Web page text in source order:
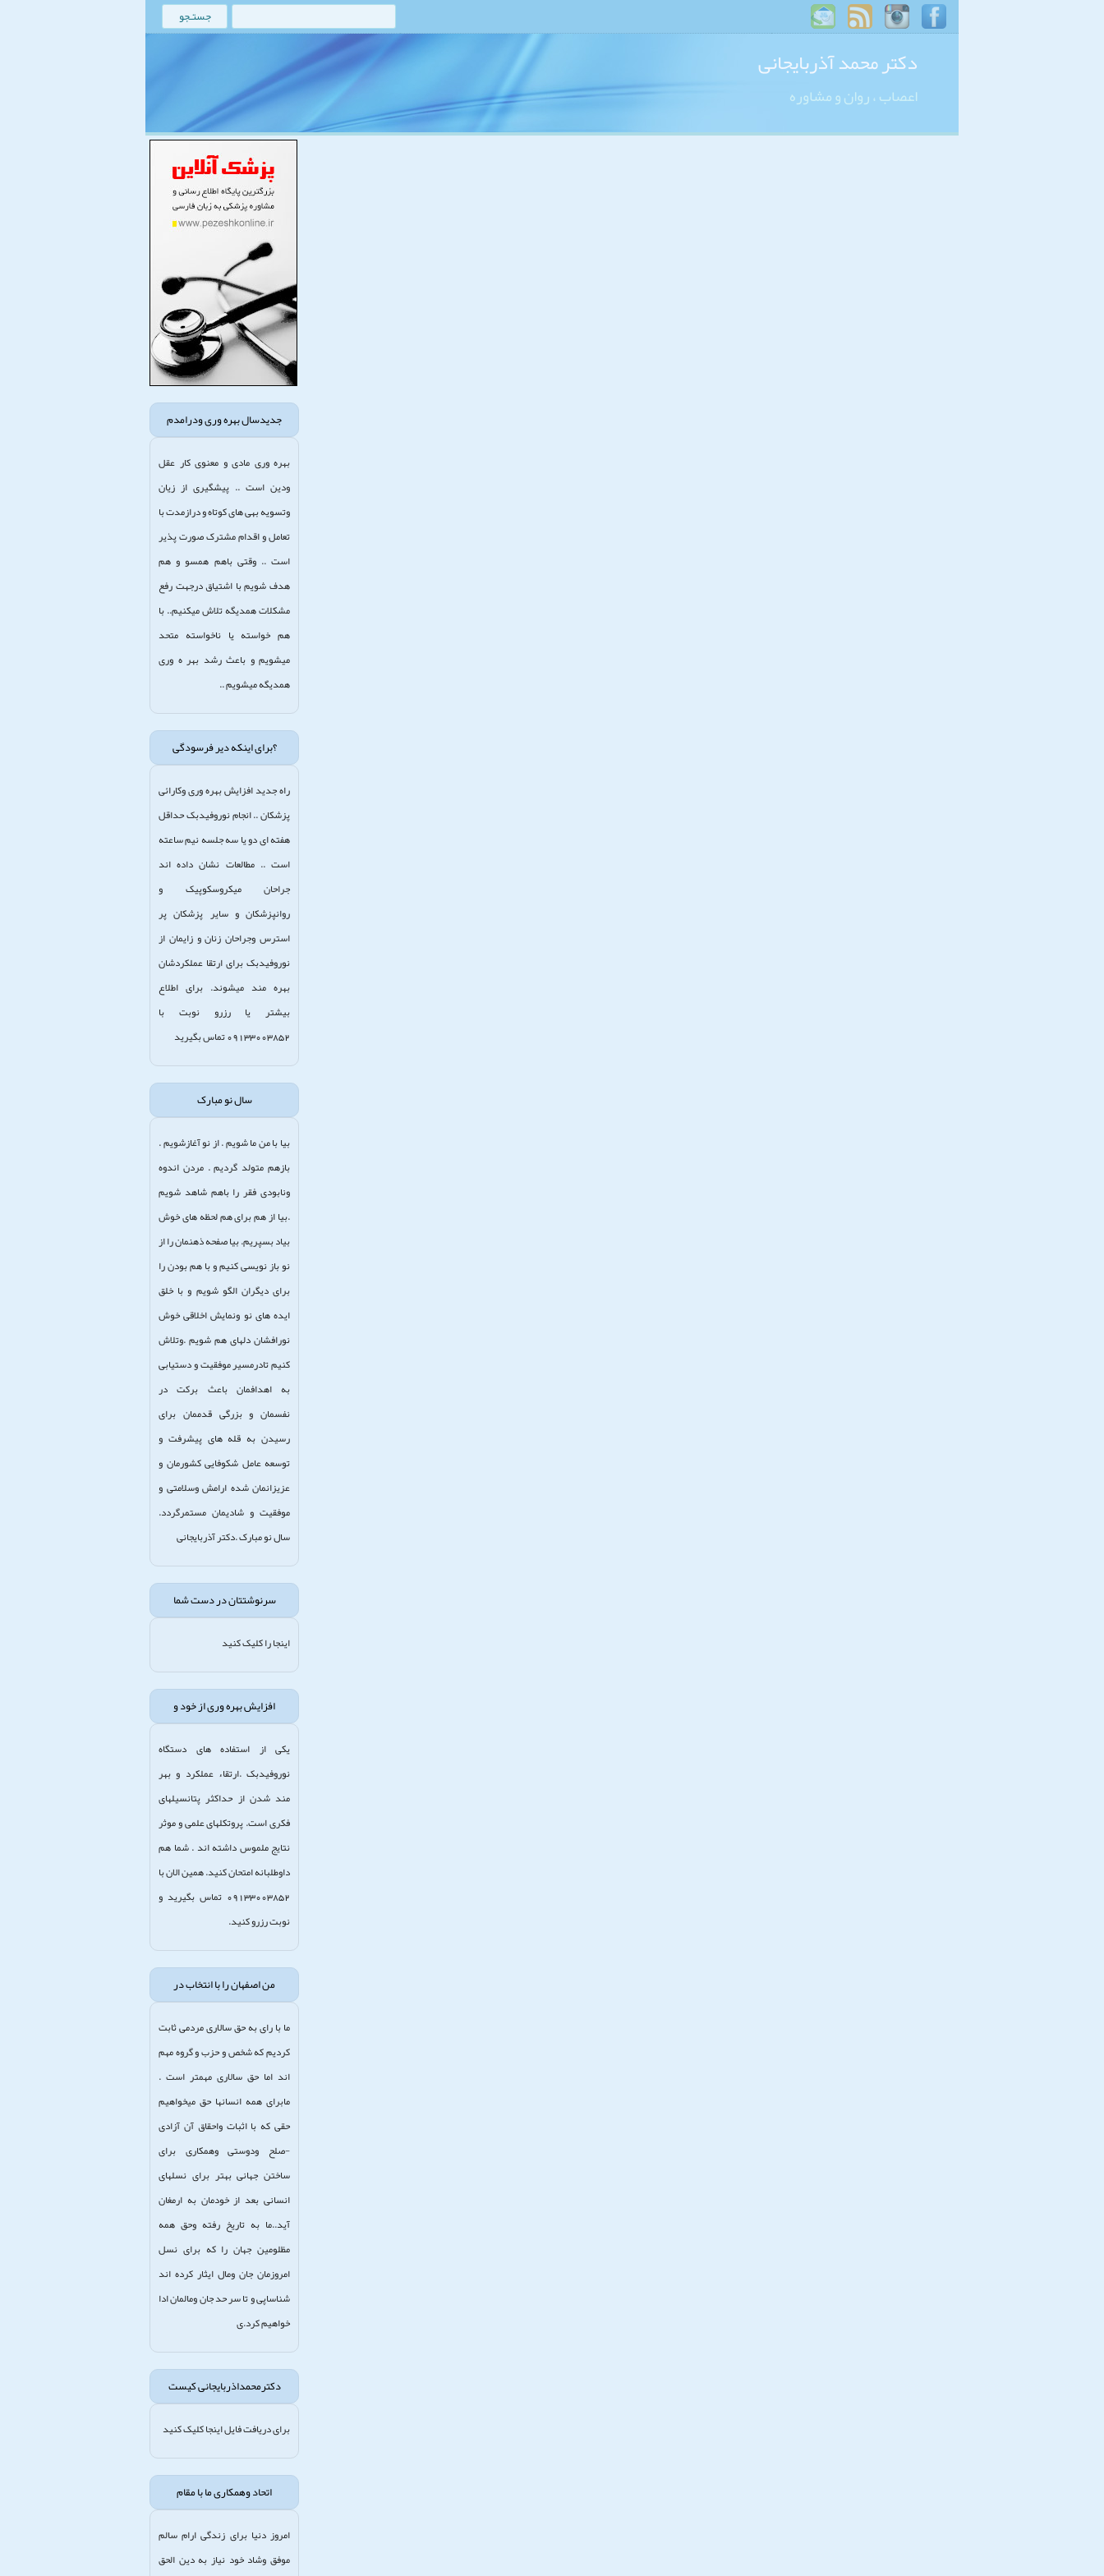
دکتر محمد آذربایجانی
اعصاب ، روان و مشاوره
جدیدسال بهره وری ودرامدم
بهره وری مادی و معنوی کار عقل
ودین است .. پیشگیری از زیان
وتسویه بهی های کوتاه و درازمدت با
تعامل و اقدام مشترک صورت پذیر
است .. وقتی باهم همسو و هم
هدف شویم با اشتیاق درجهت رفع
مشکلات همدیگه تلاش میکنیم.. با
هم خواسته یا ناخواسته متحد
میشویم و باعث رشد بهر ه وری
همدیگه میشویم ..
؟برای اینکه دیر فرسودگی
راه جدید افزایش بهره وری وکارائی
پزشکان .. انجام نوروفیدبک حداقل
هفته ای دو یا سه جلسه نیم ساعته
است .. مطالعات نشان داده اند
جراحان میکروسکوپیک و
روانپزشکان و سایر پزشکان پر
استرس وجراحان زنان و زایمان از
نوروفیدبک برای ارتقا عملکردشان
بهره مند میشوند. برای اطلاع
بیشتر یا رزرو نوبت با
09133003852 تماس بگیرید
سال نو مبارک
بیا با من ما شویم . از نو آغازشویم .
بازهم متولد گردیم . مردن اندوه
ونابودی فقر را باهم شاهد شویم
.بیا از هم برای هم لحظه های خوش
بیاد بسپریم. بیا صفحه ذهنمان را از
نو باز نویسی کنیم و با هم بودن را
برای دیگران الگو شویم و با خلق
ایده های نو ونمایش اخلاقی خوش
نورافشان دلهای هم شویم .وتلاش
کنیم تادرمسیر موفقیت و دستیابی
به اهدافمان باعث برکت در
نفسمان و بزرگی قدممان برای
رسیدن به قله های پیشرفت و
توسعه عامل شکوفایی کشورمان و
عزیزانمان شده ارامش وسلامتی و
موفقیت و شادیمان مستمرگردد.
سال نو مبارک .دکتر آذربایجانی
سرنوشتتان در دست شما
اینجا را کلیک کنید
افزایش بهره وری از خود و
یکی از استفاده های دستگاه
نوروفیدبک .ارتقاء عملکرد و بهر
مند شدن از حداکثر پتانسیلهای
فکری است. پروتکلهای علمی و موثر
نتایج ملموس داشته اند . شما هم
داوطلبانه امتحان کنید. همین الان با
09133003852 تماس بگیرید و
نوبت رزرو کنید.
من اصفهان را با انتخاب در
ما با رای به حق سالاری مردمی ثابت
کردیم که شخص و حزب و گروه مهم
اند اما حق سالاری مهمتر است .
مابرای همه انسانها حق میخواهیم
حقی که با اثبات واحقاق آن آزادی
-صلح ودوستی وهمکاری برای
ساختن جهانی بهتر برای نسلهای
انسانی بعد از خودمان به ارمغان
آید..ما به تاریخ رفته وحق همه
مظلومین جهان را که برای نسل
امروزمان جان ومال ایثار کرده اند
شناساپی و تا سر حد جان ومالمان ادا
خواهیم کرد.ی
دکترمحمداذربایجانی کیست
برای دریافت فایل اینجا کلیک کنید
اتحاد وهمکاری ما با مقام
امروز دنیا برای زندگی ارام سالم
موفق وشاد خود نیاز به دین الحق